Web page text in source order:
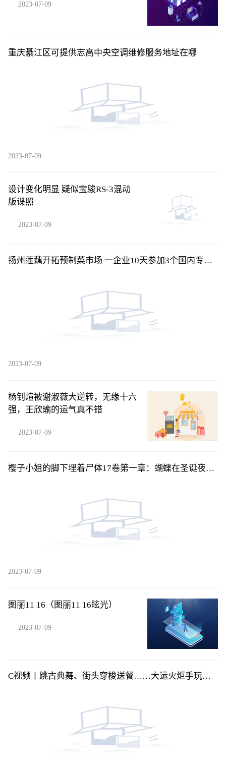
2023-07-09
重庆綦江区可提供志高中央空调维修服务地址在哪
2023-07-09
设计变化明显 疑似宝骏RS-3混动
版谍照
2023-07-09
扬州莲藕开拓预制菜市场 一企业10天参加3个国内专业
2023-07-09
杨钊煊被谢淑薇大逆转，无缘十六
强，王欣瑜的运气真不错
2023-07-09
樱子小姐的脚下埋着尸体17卷第一章：蝴蝶在圣诞夜展
2023-07-09
图丽11 16（图丽11 16眩光）
2023-07-09
C视频丨跳古典舞、街头穿梭送餐……大运火炬手玩转